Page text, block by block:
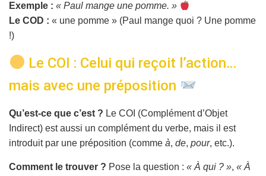
Exemple : « Paul mange une pomme. »
Le COD : « une pomme » (Paul mange quoi ? Une pomme
!)
Le COI : Celui qui reçoit l’action…
mais avec une préposition
Qu’est-ce que c’est ? Le COI (Complément d’Objet
Indirect) est aussi un complément du verbe, mais il est
introduit par une préposition (comme à, de, pour, etc.).
Comment le trouver ? Pose la question : « À qui ? », « À